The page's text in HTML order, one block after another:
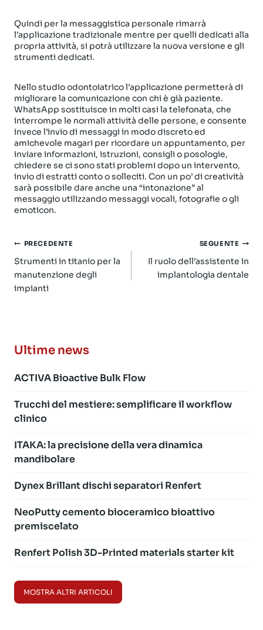
Quindi per la messaggistica personale rimarrà
l’applicazione tradizionale mentre per quelli dedicati alla
propria attività, si potrà utilizzare la nuova versione e gli
strumenti dedicati.
Nello studio odontoiatrico l’applicazione permetterà di
migliorare la comunicazione con chi è già paziente.
WhatsApp sostituisce in molti casi la telefonata, che
interrompe le normali attività delle persone, e consente
invece l’invio di messaggi in modo discreto ed
amichevole magari per ricordare un appuntamento, per
inviare informazioni, istruzioni, consigli o posologie,
chiedere se ci sono stati problemi dopo un intervento,
invio di estratti conto o solleciti. Con un po’ di creatività
sarà possibile dare anche una “intonazione” al
messaggio utilizzando messaggi vocali, fotografie o gli
emoticon.
Navigazione
articoli
PRECEDENTE
Strumenti in titanio per la
manutenzione degli
impianti
SEGUENTE
Il ruolo dell’assistente in
implantologia dentale
Ultime news
ACTIVA Bioactive Bulk Flow
Trucchi del mestiere: semplificare il workflow
clinico
ITAKA: la precisione della vera dinamica
mandibolare
Dynex Brillant dischi separatori Renfert
NeoPutty cemento bioceramico bioattivo
premiscelato
Renfert Polish 3D-Printed materials starter kit
MOSTRA ALTRI ARTICOLI